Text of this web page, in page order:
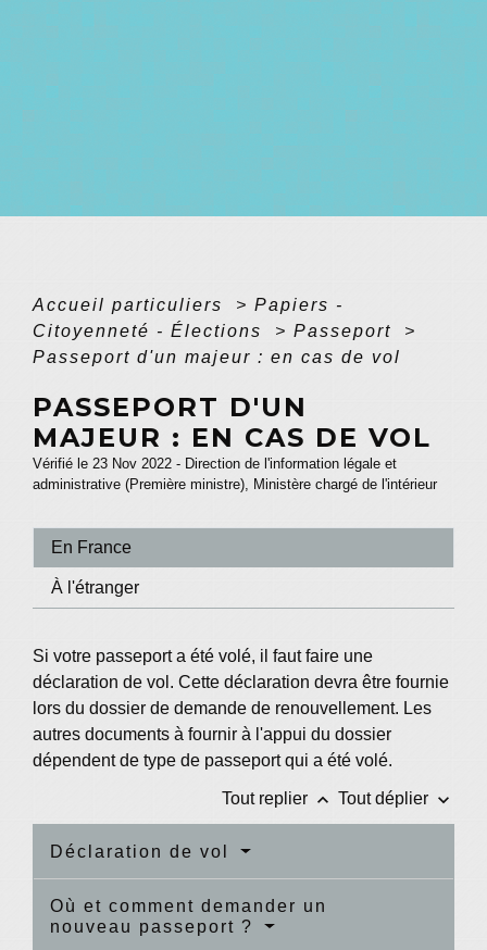
Accueil particuliers > Papiers -
Citoyenneté - Élections
> Passeport
>
Passeport d'un majeur : en cas de vol
PASSEPORT D'UN
MAJEUR : EN CAS DE VOL
Vérifié le 23 Nov 2022 - Direction de l'information légale et
administrative (Première ministre), Ministère chargé de l'intérieur
En France
À l'étranger
Si votre passeport a été volé, il faut faire une
déclaration de vol. Cette déclaration devra être fournie
lors du dossier de demande de renouvellement. Les
autres documents à fournir à l'appui du dossier
dépendent de type de passeport qui a été volé.
Tout replier keyboard_arrow_up Tout déplier keyboard_arrow_down
Déclaration de vol
Où et comment demander un
nouveau passeport ?